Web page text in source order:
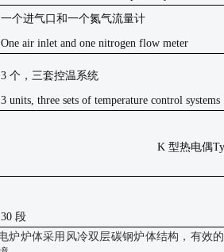
一个进气口和一个氮气流量计
One air inlet and one nitrogen flow meter
3 个，三套控温系统
3 units, three sets of temperature control systems
K 型热电偶
30 段
炉炉体采用风冷双层碳钢炉体结构，有效